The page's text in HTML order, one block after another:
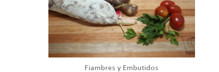
Fiambres y Embutidos